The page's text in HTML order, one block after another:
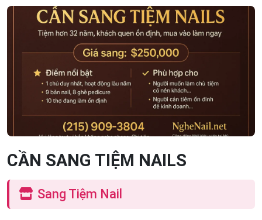
CẦN SANG TIỆM NAILS
Sang Tiệm Nail